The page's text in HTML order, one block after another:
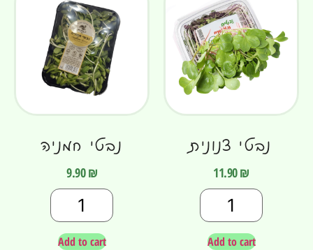
נבטי חמניה
9.90₪
Add to cart
נבטי צנונית
11.90₪
Add to cart